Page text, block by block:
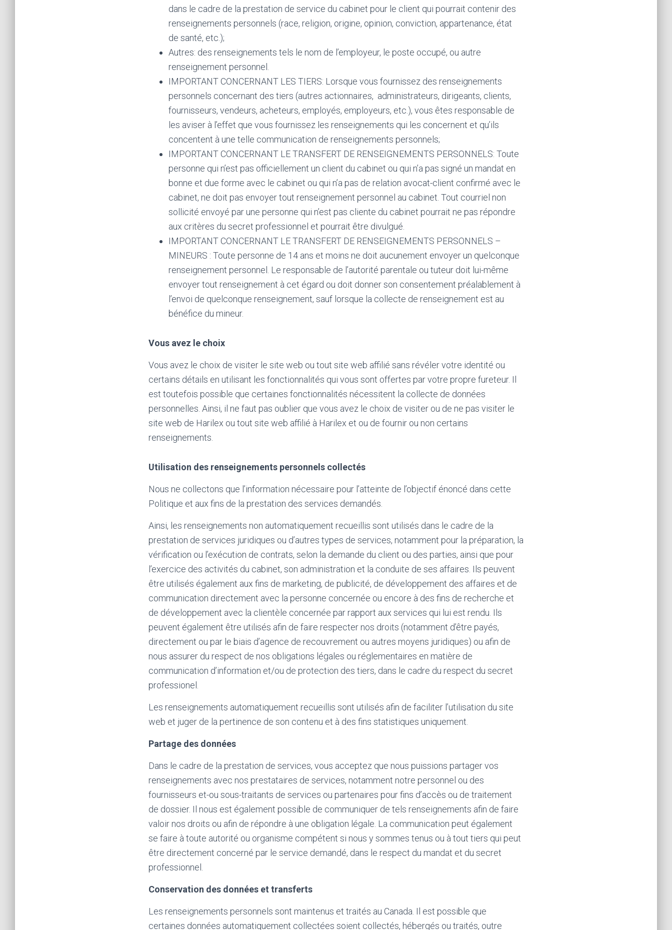
dans le cadre de la prestation de service du cabinet pour le client qui pourrait contenir des
renseignements personnels (race, religion, origine, opinion, conviction, appartenance, état
de santé, etc.);
Autres: des renseignements tels le nom de l’employeur, le poste occupé, ou autre
renseignement personnel.
IMPORTANT CONCERNANT LES TIERS: Lorsque vous fournissez des renseignements
personnels concernant des tiers (autres actionnaires, administrateurs, dirigeants, clients,
fournisseurs, vendeurs, acheteurs, employés, employeurs, etc.), vous êtes responsable de
les aviser à l’effet que vous fournissez les renseignements qui les concernent et qu’ils
concentent à une telle communication de renseignements personnels;
IMPORTANT CONCERNANT LE TRANSFERT DE RENSEIGNEMENTS PERSONNELS: Toute
personne qui n’est pas officiellement un client du cabinet ou qui n’a pas signé un mandat en
bonne et due forme avec le cabinet ou qui n’a pas de relation avocat-client confirmé avec le
cabinet, ne doit pas envoyer tout renseignement personnel au cabinet. Tout courriel non
sollicité envoyé par une personne qui n’est pas cliente du cabinet pourrait ne pas répondre
aux critères du secret professionnel et pourrait être divulgué.
IMPORTANT CONCERNANT LE TRANSFERT DE RENSEIGNEMENTS PERSONNELS –
MINEURS : Toute personne de 14 ans et moins ne doit aucunement envoyer un quelconque
renseignement personnel. Le responsable de l’autorité parentale ou tuteur doit lui-même
envoyer tout renseignement à cet égard ou doit donner son consentement préalablement à
l’envoi de quelconque renseignement, sauf lorsque la collecte de renseignement est au
bénéfice du mineur.
Vous avez le choix
Vous avez le choix de visiter le site web ou tout site web affilié sans révéler votre identité ou
certains détails en utilisant les fonctionnalités qui vous sont offertes par votre propre fureteur. Il
est toutefois possible que certaines fonctionnalités nécessitent la collecte de données
personnelles. Ainsi, il ne faut pas oublier que vous avez le choix de visiter ou de ne pas visiter le
site web de Harilex ou tout site web affilié à Harilex et ou de fournir ou non certains
renseignements.
Utilisation des renseignements personnels collectés
Nous ne collectons que l’information nécessaire pour l’atteinte de l’objectif énoncé dans cette
Politique et aux fins de la prestation des services demandés.
Ainsi, les renseignements non automatiquement recueillis sont utilisés dans le cadre de la
prestation de services juridiques ou d’autres types de services, notamment pour la préparation, la
vérification ou l’exécution de contrats, selon la demande du client ou des parties, ainsi que pour
l’exercice des activités du cabinet, son administration et la conduite de ses affaires. Ils peuvent
être utilisés également aux fins de marketing, de publicité, de développement des affaires et de
communication directement avec la personne concernée ou encore à des fins de recherche et
de développement avec la clientèle concernée par rapport aux services qui lui est rendu. Ils
peuvent également être utilisés afin de faire respecter nos droits (notamment d’être payés,
directement ou par le biais d’agence de recouvrement ou autres moyens juridiques) ou afin de
nous assurer du respect de nos obligations légales ou réglementaires en matière de
communication d’information et/ou de protection des tiers, dans le cadre du respect du secret
professionel.
Les renseignements automatiquement recueillis sont utilisés afin de faciliter l’utilisation du site
web et juger de la pertinence de son contenu et à des fins statistiques uniquement.
Partage des données
Dans le cadre de la prestation de services, vous acceptez que nous puissions partager vos
renseignements avec nos prestataires de services, notamment notre personnel ou des
fournisseurs et-ou sous-traitants de services ou partenaires pour fins d’accès ou de traitement
de dossier. Il nous est également possible de communiquer de tels renseignements afin de faire
valoir nos droits ou afin de répondre à une obligation légale. La communication peut également
se faire à toute autorité ou organisme compétent si nous y sommes tenus ou à tout tiers qui peut
être directement concerné par le service demandé, dans le respect du mandat et du secret
professionnel.
Conservation des données et transferts
Les renseignements personnels sont maintenus et traités au Canada. Il est possible que
certaines données automatiquement collectées soient collectés, hébergés ou traités, outre